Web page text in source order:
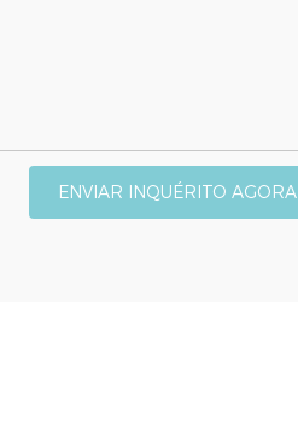
ENVIAR INQUÉRITO AGORA